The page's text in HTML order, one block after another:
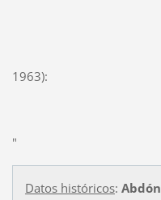
1963):
"
Datos históricos: Abdón